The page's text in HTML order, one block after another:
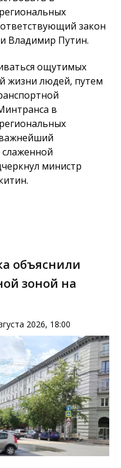
закон
Владимир Путин.
ощутимых
жизни людей, путем
в
министр
объяснили
зоной на
2026, 18:00